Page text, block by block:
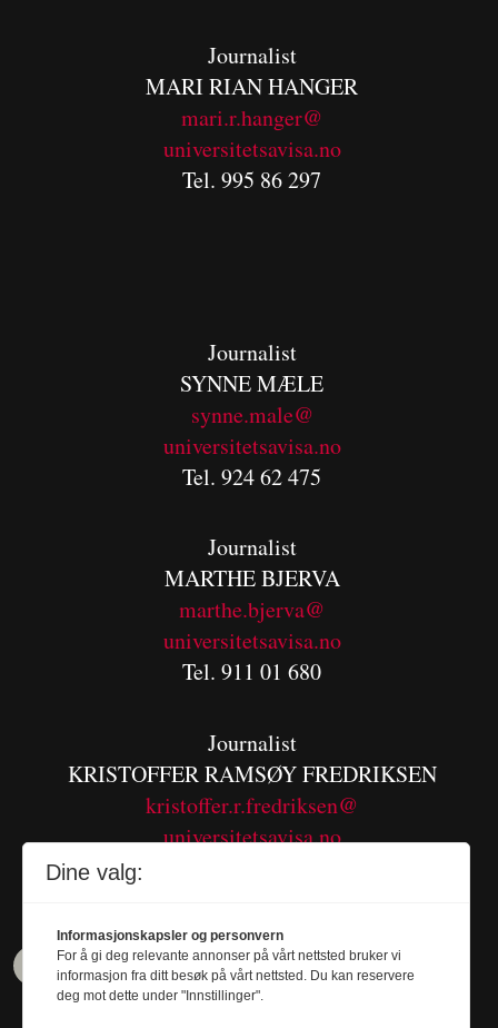
Journalist
MARI RIAN HANGER
mari.r.hanger@
universitetsavisa.no
Tel. 995 86 297
Journalist
SYNNE MÆLE
synne.male@
universitetsavisa.no
Tel. 924 62 475
Journalist
MARTHE BJERVA
marthe.bjerva@
universitetsavisa.no
Tel. 911 01 680
Journalist
KRISTOFFER RAMSØY FREDRIKSEN
kristoffer.r.fredriksen@
universitetsavisa.no
Dine valg:
Informasjonskapsler og personvern
For å gi deg relevante annonser på vårt nettsted bruker vi
informasjon fra ditt besøk på vårt nettsted. Du kan reservere
deg mot dette under "Innstillinger".